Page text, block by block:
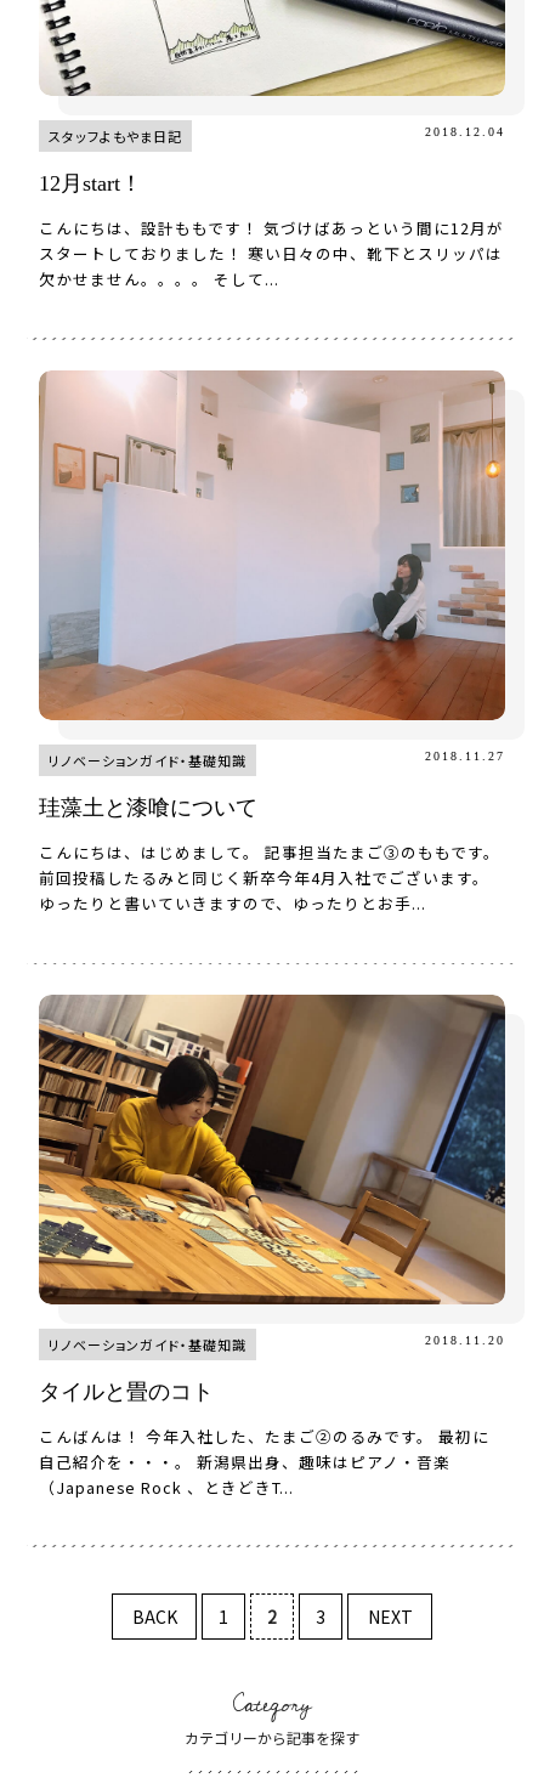
スタッフよもやま日記 2018.12.04
12月start！
こんにちは、設計ももです！ 気づけばあっという間に12月が
スタートしておりました！ 寒い日々の中、靴下とスリッパは
欠かせません。。。。 そして...
リノベーションガイド・基礎知識 2018.11.27
珪藻土と漆喰について
こんにちは、はじめまして。 記事担当たまご③のももです。
前回投稿したるみと同じく新卒今年4月入社でございます。
ゆったりと書いていきますので、ゆったりとお手...
リノベーションガイド・基礎知識 2018.11.20
タイルと畳のコト
こんばんは！ 今年入社した、たまご②のるみです。 最初に
自己紹介を・・・。 新潟県出身、趣味はピアノ・音楽
（Japanese Rock 、ときどきT...
BACK 1 2 3 NEXT
Category
カテゴリーから記事を探す